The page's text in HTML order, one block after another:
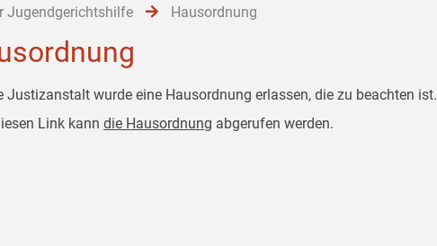
Jugendgerichtshilfe Hausordnung
Justizanstalt wurde eine Hausordnung erlassen, die zu beachten ist.
Link kann die Hausordnung abgerufen werden.